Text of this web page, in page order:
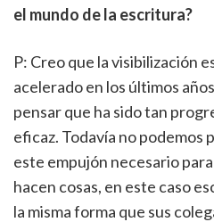
el mundo de la escritura?
P: Creo que la visibilización
acelerado en los últimos
pensar que ha sido tan
eficaz. Todavía no podemos
este empujón necesario
hacen cosas, en este caso
la misma forma que sus